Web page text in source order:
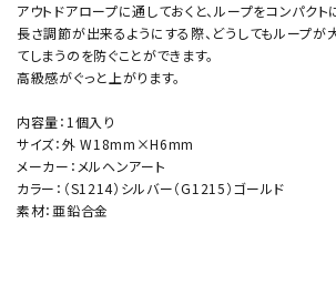
アウトドアロープに通しておくと、ループをコンパクト
長さ調節が出来るようにする際、どうしてもループが
てしまうのを防ぐことができます。
高級感がぐっと上がります。
内容量：1個入り
サイズ：外 W18mm×H6mm
メーカー：メルヘンアート
カラー：（S1214）シルバー（G1215）ゴールド
素材：亜鉛合金